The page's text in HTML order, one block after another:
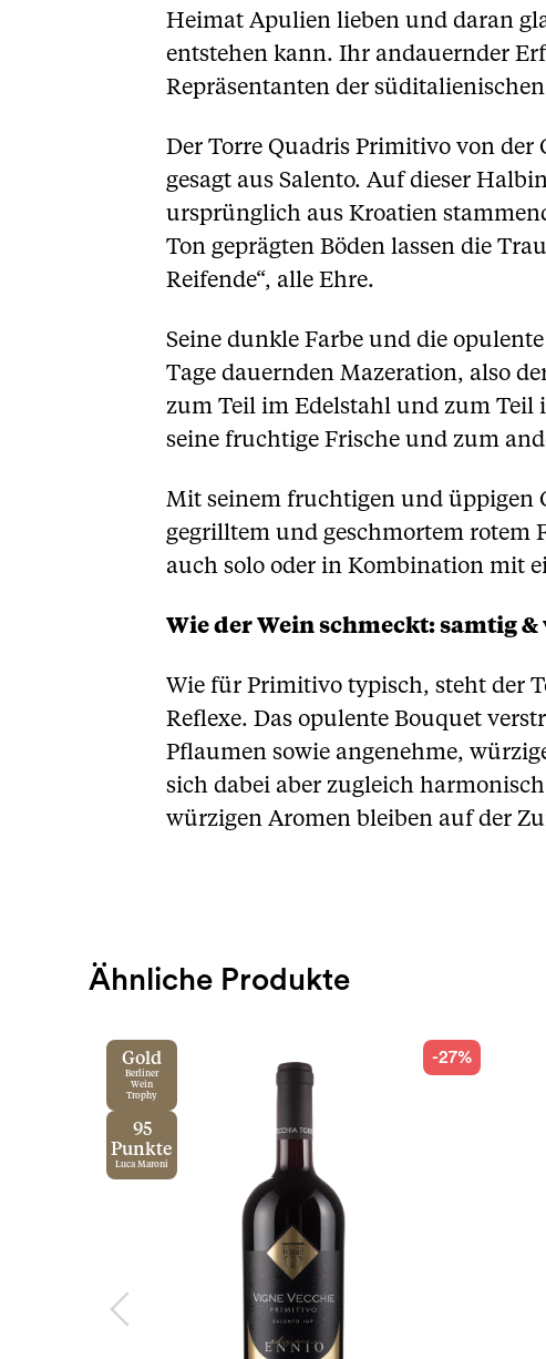
Heimat Apulien lieben und daran
entstehen kann. Ihr andauernder
Repräsentanten der
Der Torre Quadris Primitivo von
gesagt aus Salento. Auf dieser
ursprünglich aus Kroatien
Ton geprägten Böden lassen die
Reifende“, alle Ehre.
Seine dunkle Farbe und die
Tage dauernden Mazeration, also
zum Teil im Edelstahl und zum Teil
seine fruchtige Frische und zum
Mit seinem fruchtigen und üppigen
gegrilltem und geschmortem rotem
auch solo oder in Kombination mit
Wie der Wein schmeckt: samtig &
Wie für Primitivo typisch, steht der
Reflexe. Das opulente Bouquet
Pflaumen sowie angenehme,
sich dabei aber zugleich
würzigen Aromen bleiben auf der
Ähnliche Produkte
Gold
Berliner
Wein
Trophy
95
Punkte
Luca Maroni
-27%